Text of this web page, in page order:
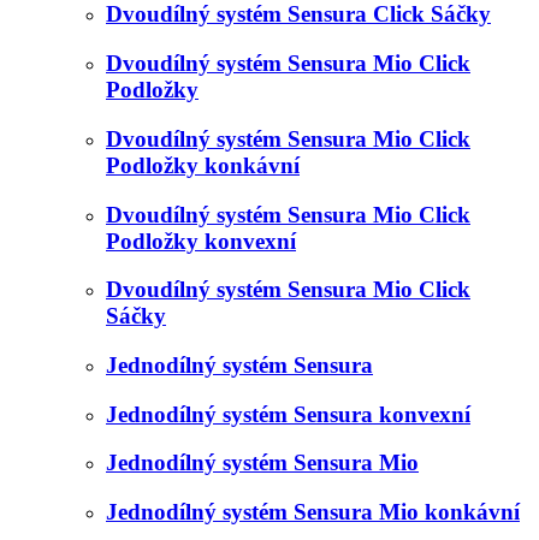
Dvoudílný systém Sensura Click Sáčky
Dvoudílný systém Sensura Mio Click
Podložky
Dvoudílný systém Sensura Mio Click
Podložky konkávní
Dvoudílný systém Sensura Mio Click
Podložky konvexní
Dvoudílný systém Sensura Mio Click
Sáčky
Jednodílný systém Sensura
Jednodílný systém Sensura konvexní
Jednodílný systém Sensura Mio
Jednodílný systém Sensura Mio konkávní